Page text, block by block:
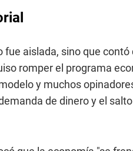
aislada, sino que
romper el programa
y muchos
de dinero y el